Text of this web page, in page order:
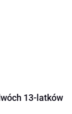
13-latków